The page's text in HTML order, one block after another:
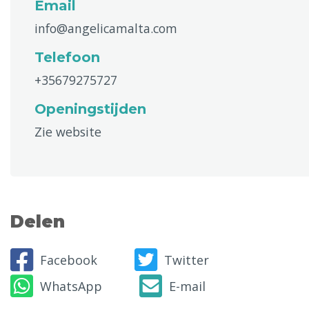
Email
info@angelicamalta.com
Telefoon
+35679275727
Openingstijden
Zie website
Delen
Facebook
Twitter
WhatsApp
E-mail